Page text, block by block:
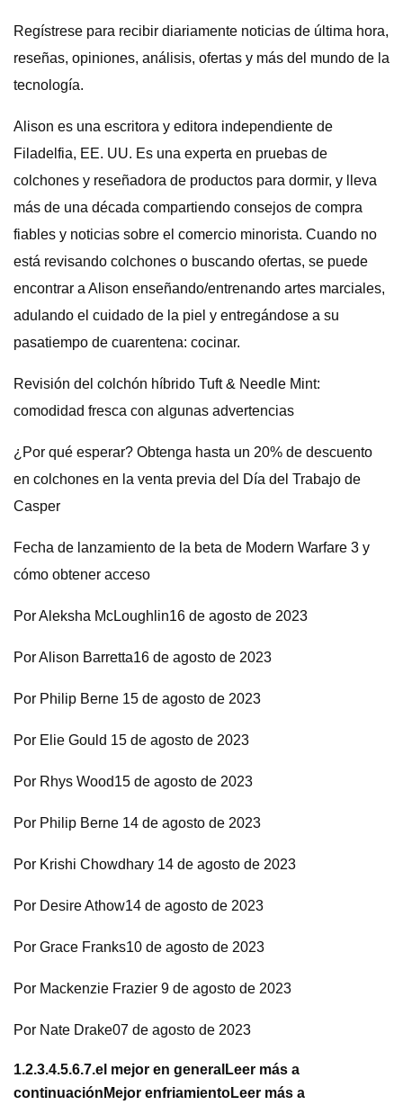
Regístrese para recibir diariamente noticias de última hora,
reseñas, opiniones, análisis, ofertas y más del mundo de la
tecnología.
Alison es una escritora y editora independiente de
Filadelfia, EE. UU. Es una experta en pruebas de
colchones y reseñadora de productos para dormir, y lleva
más de una década compartiendo consejos de compra
fiables y noticias sobre el comercio minorista. Cuando no
está revisando colchones o buscando ofertas, se puede
encontrar a Alison enseñando/entrenando artes marciales,
adulando el cuidado de la piel y entregándose a su
pasatiempo de cuarentena: cocinar.
Revisión del colchón híbrido Tuft & Needle Mint:
comodidad fresca con algunas advertencias
¿Por qué esperar? Obtenga hasta un 20% de descuento
en colchones en la venta previa del Día del Trabajo de
Casper
Fecha de lanzamiento de la beta de Modern Warfare 3 y
cómo obtener acceso
Por Aleksha McLoughlin16 de agosto de 2023
Por Alison Barretta16 de agosto de 2023
Por Philip Berne 15 de agosto de 2023
Por Elie Gould 15 de agosto de 2023
Por Rhys Wood15 de agosto de 2023
Por Philip Berne 14 de agosto de 2023
Por Krishi Chowdhary 14 de agosto de 2023
Por Desire Athow14 de agosto de 2023
Por Grace Franks10 de agosto de 2023
Por Mackenzie Frazier 9 de agosto de 2023
Por Nate Drake07 de agosto de 2023
1.2.3.4.5.6.7.el mejor en general Leer más a
continuación Mejor enfriamientoLeer más a